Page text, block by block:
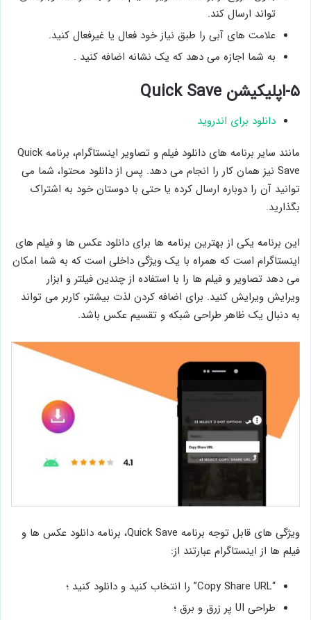
تواند ارسال کند.
علامت های آبی را طبق نیاز خود فعال یا غیرفعال کنید.
به شما اجازه می دهد که یک نشانه اضافه کنید .
۵-اپلیکیشن Quick Save
دانلود برای اندروید
مانند سایر برنامه های دانلود فیلم و تصاویر اینستاگرام، برنامه Quick
Save نیز همان کار را انجام می دهد. پس از دانلود محتوا، شما می
توانید آن را دوباره ارسال کرده یا حتی با دوستان خود به اشتراک
بگذارید.
این برنامه یکی از بهترین برنامه ها برای دانلود عکس ها و فیلم های
اینستاگرام است که همراه با یک ویژگی داخلی است که به شما امکان
می دهد تصاویر و فیلم ها را با استفاده از چندین فیلتر و ابزار
ویرایش ویرایش کنید. برای اضافه کردن لذت بیشتر، کاربر می تواند
به دنبال یک ظاهر طراحی شبکه و تقسیم عکس باشد.
ویژگی های قابل توجه برنامه Quick Save، برنامه دانلود عکس ها و
فیلم ها از اینستاگرام عبارتند از:
“Copy Share URL” را انتخاب کنید و دانلود کنید ؛
طراحی UI پر زرق و برق ؛